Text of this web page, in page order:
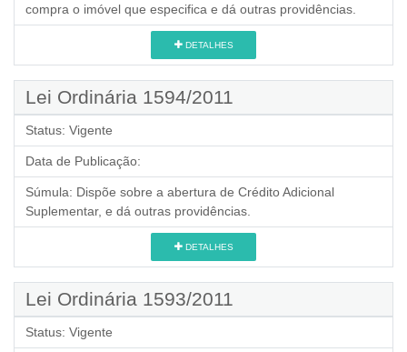
compra o imóvel que especifica e dá outras providências.
DETALHES
Lei Ordinária 1594/2011
Status: Vigente
Data de Publicação:
Súmula: Dispõe sobre a abertura de Crédito Adicional
Suplementar, e dá outras providências.
DETALHES
Lei Ordinária 1593/2011
Status: Vigente